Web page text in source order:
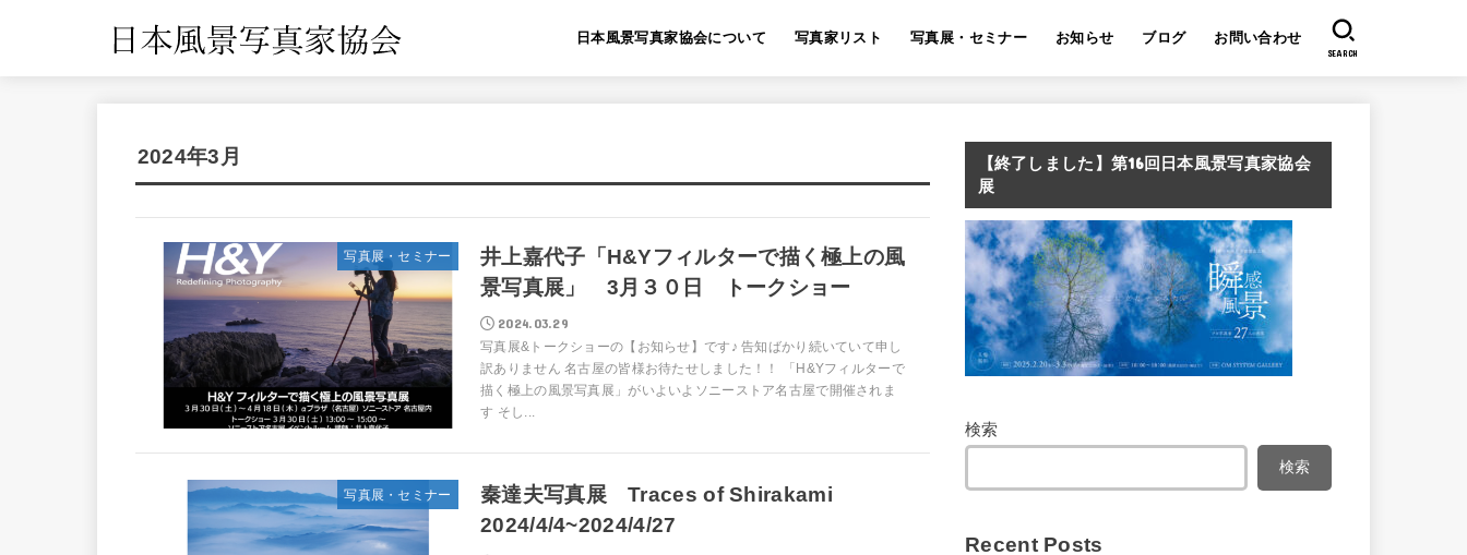
日本風景写真家協会について 写真家リスト 写真展・セミナー お知らせ ブログ お問い合わせ
SEARCH
2024年3月
写真展・セミナー
井上嘉代子「H&Yフィルターで描く極上の風
景写真展」 3月３０日 トークショー
2024.03.29
写真展&トークショーの【お知らせ】です♪ 告知ばかり続いていて申し
訳ありません 名古屋の皆様お待たせしました！！ 「H&Yフィルターで
描く極上の風景写真展」がいよいよソニーストア名古屋で開催されま
す そし...
写真展・セミナー
秦達夫写真展 Traces of Shirakami
2024/4/4~2024/4/27
【終了しました】第16回日本風景写真家協会
展
検索
検索
Recent Posts